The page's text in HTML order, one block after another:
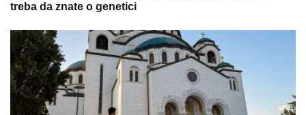
treba da znate o genetici